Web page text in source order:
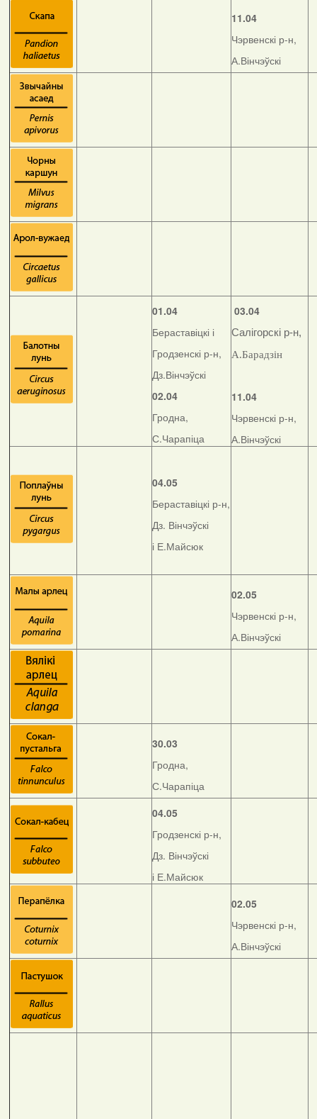
11.04
Чэрвенскі р-н,
А.Вінчэўскі
01.04
Бераставіцкі і
Гродзенскі р-н,
Дз.Вінчэўскі
02.04
Гродна,
С.Чарапіца
03.04
Салігорскі р-н,
А.Барадзін
11.04
Чэрвенскі р-н,
А.Вінчэўскі
04.05
Бераставіцкі р-н,
Дз. Вінчэўскі
і Е.Майсюк
02.05
Чэрвенскі р-н,
А.Вінчэўскі
30.03
Гродна,
С.Чарапіца
04.05
Гродзенскі р-н,
Дз. Вінчэўскі
і Е.Майсюк
02.05
Чэрвенскі р-н,
А.Вінчэўскі